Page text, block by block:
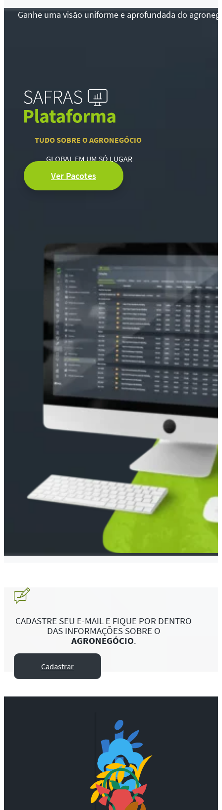
Ganhe uma visão uniforme e aprofundada do
TUDO SOBRE O AGRONEGÓCIO
GLOBAL EM UM SÓ LUGAR
Ver Pacotes
CADASTRE SEU E-MAIL E FIQUE POR DENTRO
DAS INFORMAÇÕES SOBRE O
AGRONEGÓCIO.
Cadastrar